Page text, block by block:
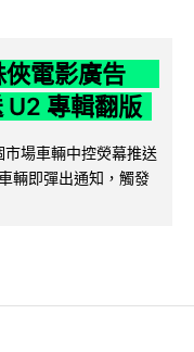
俠電影廣告
U2 專輯翻版
場車輛中控熒幕推送
輛即彈出通知，觸發